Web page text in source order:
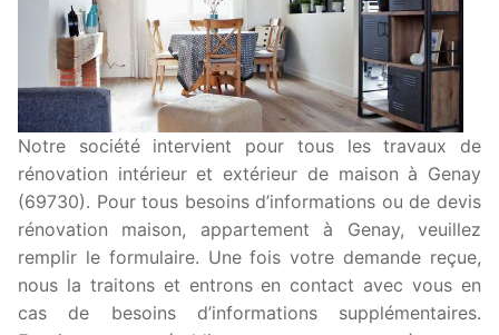
Notre société intervient pour tous les travaux de
rénovation intérieur et extérieur de maison à Genay
(69730). Pour tous besoins d’informations ou de devis
rénovation maison, appartement à Genay, veuillez
remplir le formulaire. Une fois votre demande reçue,
nous la traitons et entrons en contact avec vous en
cas de besoins d’informations supplémentaires.